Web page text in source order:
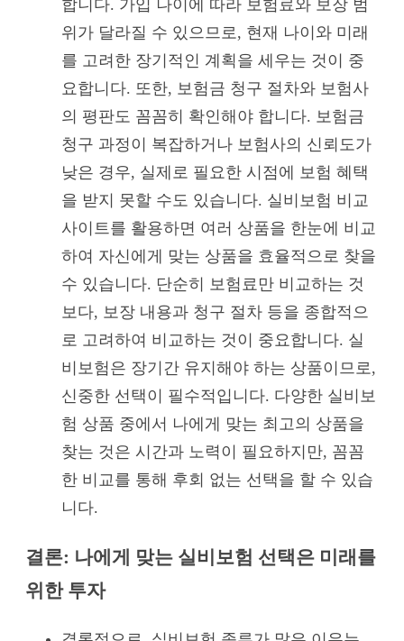
합니다. 가입 나이에 따라 보험료와 보장 범
위가 달라질 수 있으므로, 현재 나이와 미래
를 고려한 장기적인 계획을 세우는 것이 중
요합니다. 또한, 보험금 청구 절차와 보험사
의 평판도 꼼꼼히 확인해야 합니다. 보험금
청구 과정이 복잡하거나 보험사의 신뢰도가
낮은 경우, 실제로 필요한 시점에 보험 혜택
을 받지 못할 수도 있습니다. 실비보험 비교
사이트를 활용하면 여러 상품을 한눈에 비교
하여 자신에게 맞는 상품을 효율적으로 찾을
수 있습니다. 단순히 보험료만 비교하는 것
보다, 보장 내용과 청구 절차 등을 종합적으
로 고려하여 비교하는 것이 중요합니다. 실
비보험은 장기간 유지해야 하는 상품이므로,
신중한 선택이 필수적입니다. 다양한 실비보
험 상품 중에서 나에게 맞는 최고의 상품을
찾는 것은 시간과 노력이 필요하지만, 꼼꼼
한 비교를 통해 후회 없는 선택을 할 수 있습
니다.
결론: 나에게 맞는 실비보험 선택은 미래를
위한 투자